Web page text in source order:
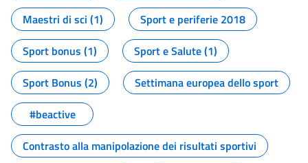
Maestri di sci (1)
Sport e periferie 2018
Sport bonus (1)
Sport e Salute (1)
Sport Bonus (2)
Settimana europea dello sport
#beactive
Contrasto alla manipolazione dei risultati sportivi